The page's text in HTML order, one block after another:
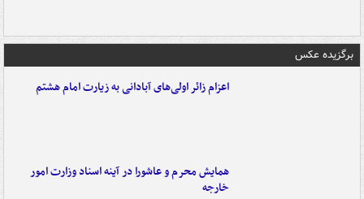
برگزیده عکس
اعزام زائر اولی‌های آبادانی به زیارت امام هشتم
همایش محرم و عاشورا در آینه اسناد وزارت امور
خارجه